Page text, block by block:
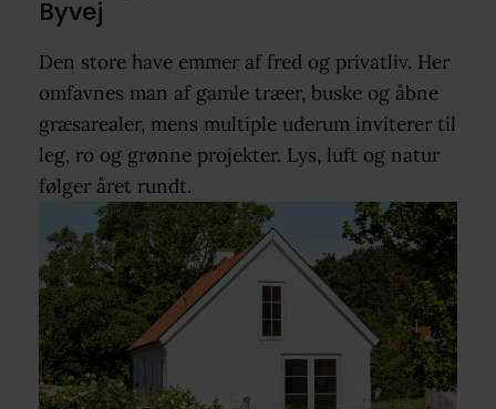
Byvej
Den store have emmer af fred og privatliv. Her
omfavnes man af gamle træer, buske og åbne
græsarealer, mens multiple uderum inviterer til
leg, ro og grønne projekter. Lys, luft og natur
følger året rundt.